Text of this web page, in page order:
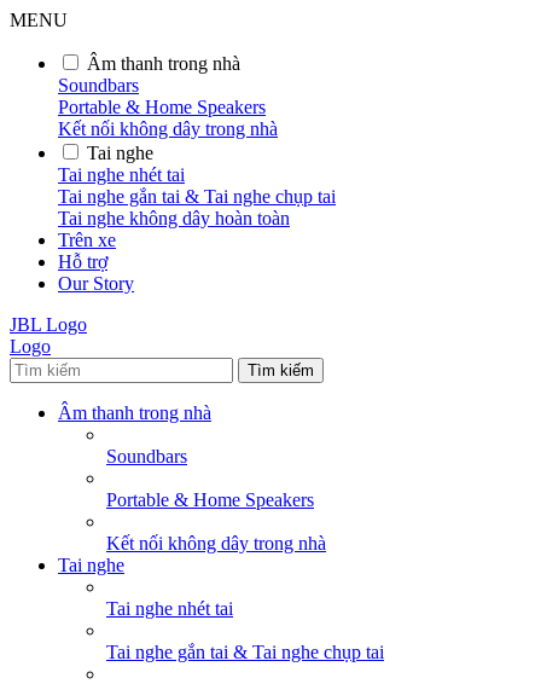
MENU
Âm thanh trong nhà
Soundbars
Portable & Home Speakers
Kết nối không dây trong nhà
Tai nghe
Tai nghe nhét tai
Tai nghe gắn tai & Tai nghe chụp tai
Tai nghe không dây hoàn toàn
Trên xe
Hỗ trợ
Our Story
JBL Logo
Logo
Tìm kiếm
Âm thanh trong nhà
Soundbars
Portable & Home Speakers
Kết nối không dây trong nhà
Tai nghe
Tai nghe nhét tai
Tai nghe gắn tai & Tai nghe chụp tai